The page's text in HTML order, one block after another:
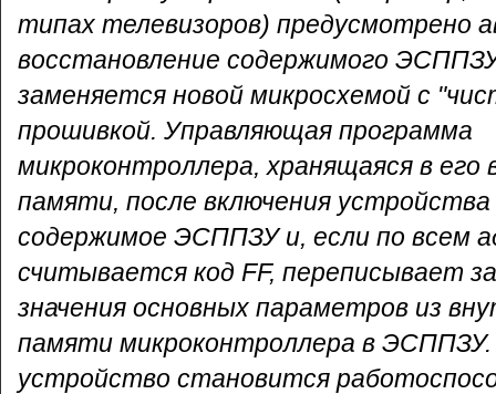
типах телевизоров) предусмотрено
восстановление содержимого
заменяется новой микросхемой с
прошивкой. Управляющая программа
микроконтроллера, хранящаяся в его
памяти, после включения
содержимое ЭСППЗУ и, если по всем
считывается код FF, переписывает
значения основных параметров из
памяти микроконтроллера в
устройство становится